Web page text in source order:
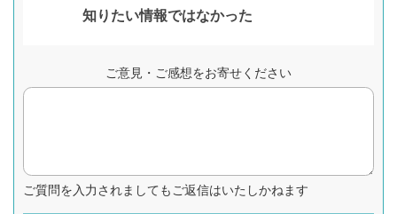
知りたい情報ではなかった
ご意見・ご感想をお寄せください
ご質問を入力されましてもご返信はいたしかねます